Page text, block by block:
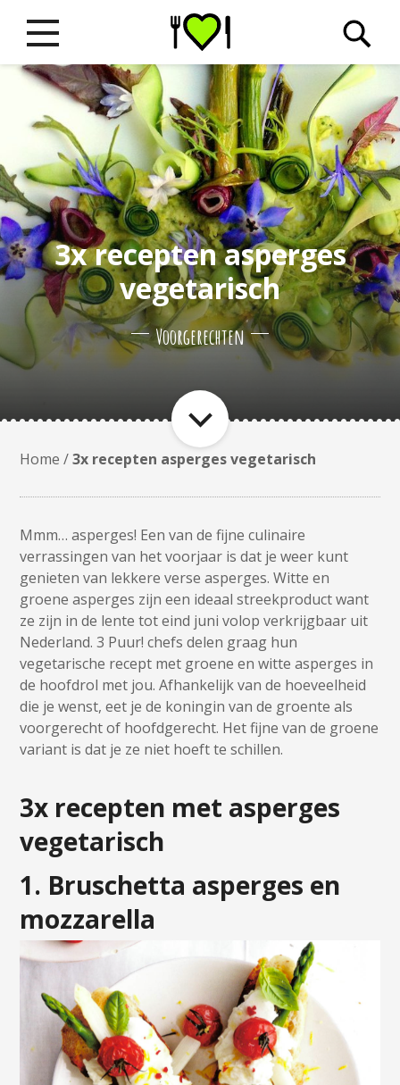
3x recepten asperges
vegetarisch
Voorgerechten
Home /3x recepten asperges vegetarisch
Mmm… asperges! Een van de fijne culinaire
verrassingen van het voorjaar is dat je weer kunt
genieten van lekkere verse asperges. Witte en
groene asperges zijn een ideaal streekproduct want
ze zijn in de lente tot eind juni volop verkrijgbaar uit
Nederland. 3 Puur! chefs delen graag hun
vegetarische recept met groene en witte asperges in
de hoofdrol met jou. Afhankelijk van de hoeveelheid
die je wenst, eet je de koningin van de groente als
voorgerecht of hoofdgerecht. Het fijne van de groene
variant is dat je ze niet hoeft te schillen.
3x recepten met asperges
vegetarisch
1. Bruschetta asperges en
mozzarella